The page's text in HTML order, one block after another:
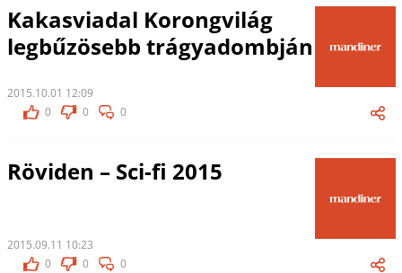
Kakasviadal Korongvilág
legbűzösebb trágyadombján
2015.10.01 12:09
0
0 0
Röviden – Sci-fi 2015
2015.09.11 10:23
0
0 0